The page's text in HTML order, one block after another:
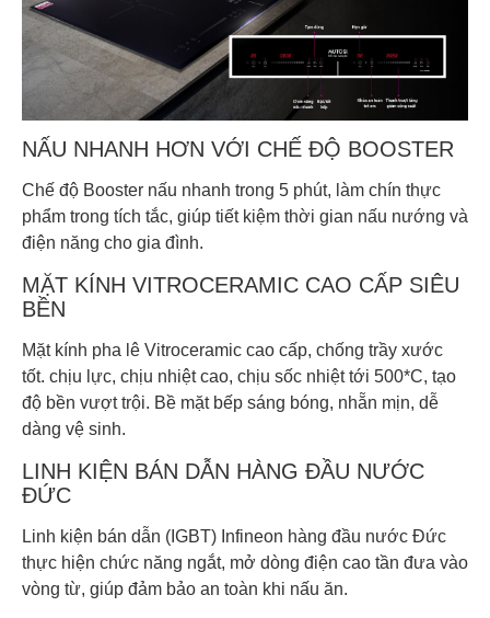
NẤU NHANH HƠN VỚI CHẾ ĐỘ BOOSTER
Chế độ Booster nấu nhanh trong 5 phút, làm chín thực
phẩm trong tích tắc, giúp tiết kiệm thời gian nấu nướng và
điện năng cho gia đình.
MẶT KÍNH VITROCERAMIC CAO CẤP SIÊU
BỀN
Mặt kính pha lê Vitroceramic cao cấp, chống trầy xước
tốt. chịu lực, chịu nhiệt cao, chịu sốc nhiệt tới 500*C, tạo
độ bền vượt trội. Bề mặt bếp sáng bóng, nhẵn mịn, dễ
dàng vệ sinh.
LINH KIỆN BÁN DẪN HÀNG ĐẦU NƯỚC
ĐỨC
Linh kiện bán dẫn (IGBT) Infineon hàng đầu nước Đức
thực hiện chức năng ngắt, mở dòng điện cao tần đưa vào
vòng từ, giúp đảm bảo an toàn khi nấu ăn.